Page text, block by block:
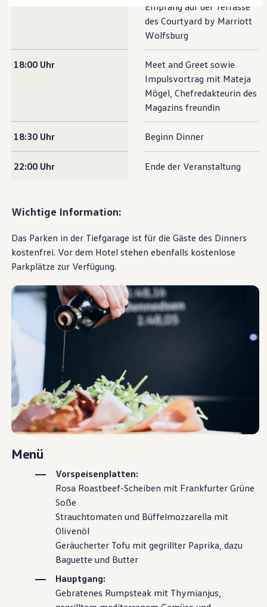
Vorgängermodelle
Kundeninformationen
Volkswagen Kundenbetreuung
Warn- und Kontrollleuchten
Assistenzsysteme
Digitale Betriebsanleitung
Pannen- und Unfallhilfe
Empfang auf der Terrasse
des Courtyard by Marriott
Wolfsburg
18:00 Uhr
Meet and Greet sowie
Impulsvortrag mit Mateja
Mögel, Chefredakteurin des
Magazins freundin
18:30 Uhr Beginn Dinner
22:00 Uhr Ende der Veranstaltung
Wichtige Information:
Das Parken in der Tiefgarage ist für die Gäste des Dinners
kostenfrei. Vor dem Hotel stehen ebenfalls kostenlose
Parkplätze zur Verfügung.
Menü
Vorspeisenplatten:
Rosa Roastbeef-Scheiben mit Frankfurter Grüne
Soße
Strauchtomaten und Büffelmozzarella mit
Olivenöl
Geräucherter Tofu mit gegrillter Paprika, dazu
Baguette und Butter
Hauptgang:
Gebratenes Rumpsteak mit Thymianjus,